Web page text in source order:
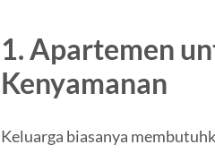
1. Apartemen
Kenyamanan
Keluarga biasanya